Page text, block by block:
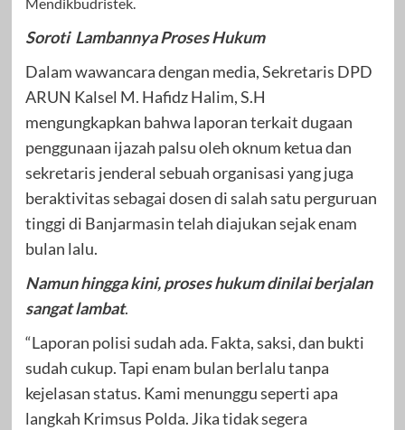
Soroti Lambannya Proses Hukum
Dalam wawancara dengan media, Sekretaris DPD
ARUN Kalsel M. Hafidz Halim, S.H
mengungkapkan bahwa laporan terkait dugaan
penggunaan ijazah palsu oleh oknum ketua dan
sekretaris jenderal sebuah organisasi yang juga
beraktivitas sebagai dosen di salah satu perguruan
tinggi di Banjarmasin telah diajukan sejak enam
bulan lalu.
Namun hingga kini, proses hukum dinilai berjalan
sangat lambat.
“Laporan polisi sudah ada. Fakta, saksi, dan bukti
sudah cukup. Tapi enam bulan berlalu tanpa
kejelasan status. Kami menunggu seperti apa
langkah Krimsus Polda. Jika tidak segera